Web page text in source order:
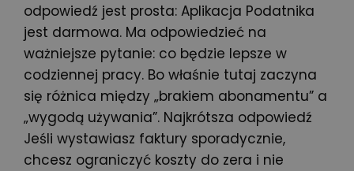
odpowiedź jest prosta: Aplikacja Podatnika
jest darmowa. Ma odpowiedzieć na
ważniejsze pytanie: co będzie lepsze w
codziennej pracy. Bo właśnie tutaj zaczyna
się różnica między „brakiem abonamentu” a
„wygodą używania”. Najkrótsza odpowiedź
Jeśli wystawiasz faktury sporadycznie,
chcesz ograniczyć koszty do zera i nie